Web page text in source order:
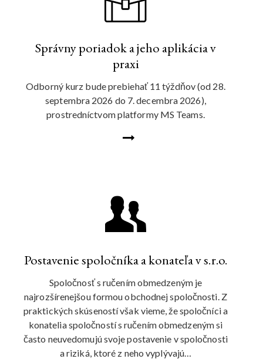
Správny poriadok a jeho aplikácia v
praxi
Odborný kurz bude prebiehať 11 týždňov (od 28.
septembra 2026 do 7. decembra 2026),
prostredníctvom platformy MS Teams.
Postavenie spoločníka a konateľa v s.r.o.
Spoločnosť s ručením obmedzeným je
najrozšírenejšou formou obchodnej spoločnosti. Z
praktických skúseností však vieme, že spoločníci a
konatelia spoločností s ručením obmedzeným si
často neuvedomujú svoje postavenie v spoločnosti
a riziká, ktoré z neho vyplývajú…